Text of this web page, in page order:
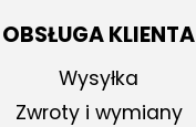
OBSŁUGA KLIENTA
Wysyłka
Zwroty i wymiany